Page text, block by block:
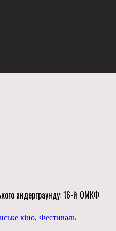
андерграунду: 16-й ОМКФ
кіно, Фестиваль